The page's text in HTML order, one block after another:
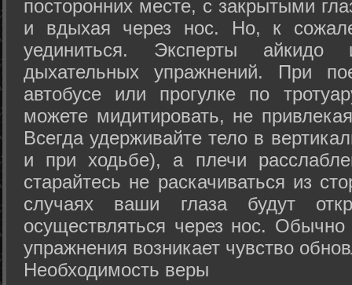
посторонних месте, с закрытыми
и вдыхая через нос. Но, к
уединиться. Эксперты айкидо
дыхательных упражнений. При
автобусе или прогулке по
можете мидитировать, не
Всегда удерживайте тело в
и при ходьбе), а плечи
старайтесь не раскачиваться из
случаях ваши глаза будут
осуществляться через нос. Обычно
упражнения возникает чувство
Необходимость веры